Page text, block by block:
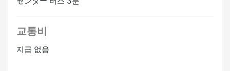
교통비
지급 없음